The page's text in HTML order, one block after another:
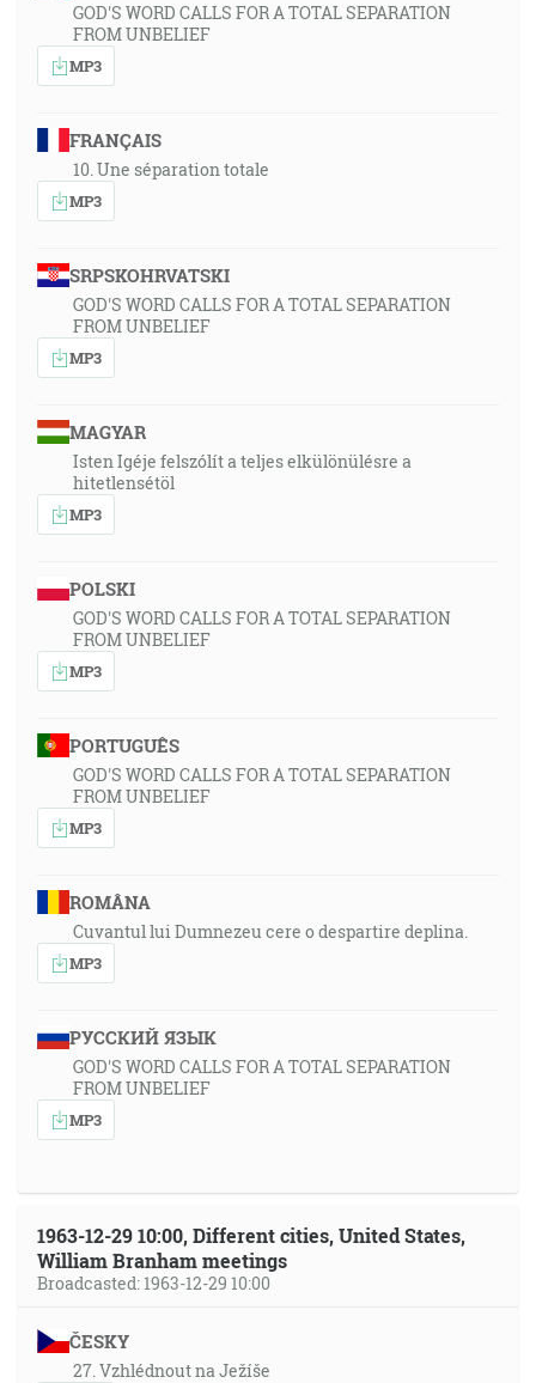
GOD'S WORD CALLS FOR A TOTAL SEPARATION
FROM UNBELIEF
MP3
FRANÇAIS
10. Une séparation totale
MP3
SRPSKOHRVATSKI
GOD'S WORD CALLS FOR A TOTAL SEPARATION
FROM UNBELIEF
MP3
MAGYAR
Isten Igéje felszólít a teljes elkülönülésre a
hitetlensétöl
MP3
POLSKI
GOD'S WORD CALLS FOR A TOTAL SEPARATION
FROM UNBELIEF
MP3
PORTUGUÊS
GOD'S WORD CALLS FOR A TOTAL SEPARATION
FROM UNBELIEF
MP3
ROMÂNA
Cuvantul lui Dumnezeu cere o despartire deplina.
MP3
РУССКИЙ ЯЗЫК
GOD'S WORD CALLS FOR A TOTAL SEPARATION
FROM UNBELIEF
MP3
1963-12-29 10:00, Different cities, United States,
William Branham meetings
Broadcasted: 1963-12-29 10:00
ČESKY
27. Vzhlédnout na Ježíše